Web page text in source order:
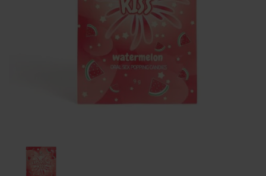
Ο λογαριασμός
μου
Smart Locker
Aphroditti
Order tracking
Aphroditi
Wishlist